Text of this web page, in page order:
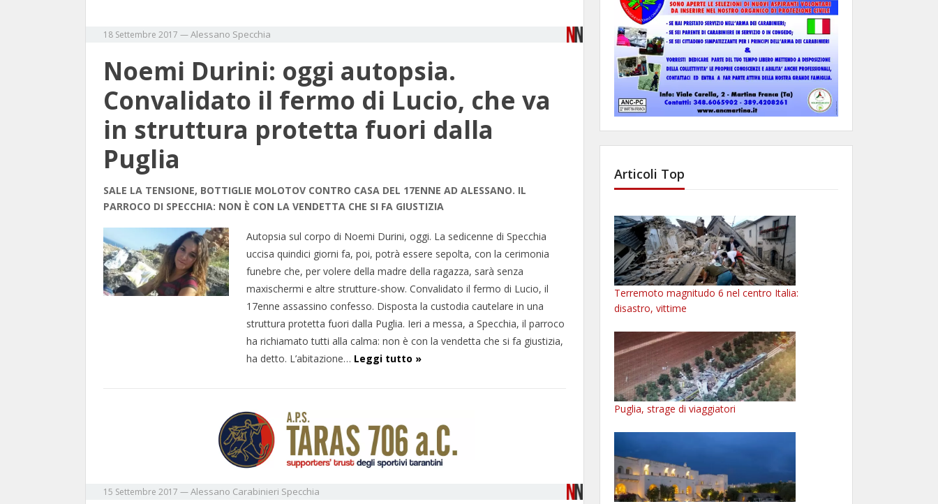
18 Settembre 2017 —Alessano Specchia
Noemi Durini: oggi autopsia.
Convalidato il fermo di Lucio, che va
in struttura protetta fuori dalla
Puglia
SALE LA TENSIONE, BOTTIGLIE MOLOTOV CONTRO CASA DEL 17ENNE AD ALESSANO. IL
PARROCO DI SPECCHIA: NON È CON LA VENDETTA CHE SI FA GIUSTIZIA
Autopsia sul corpo di Noemi Durini, oggi. La sedicenne di Specchia
uccisa quindici giorni fa, poi, potrà essere sepolta, con la cerimonia
funebre che, per volere della madre della ragazza, sarà senza
maxischermi e altre strutture-show. Convalidato il fermo di Lucio, il
17enne assassino confesso. Disposta la custodia cautelare in una
struttura protetta fuori dalla Puglia. Ieri a messa, a Specchia, il parroco
ha richiamato tutti alla calma: non è con la vendetta che si fa giustizia,
ha detto. L’abitazione… Leggi tutto »
15 Settembre 2017 —Alessano Carabinieri Specchia
Articoli Top
Terremoto magnitudo 6 nel centro Italia:
disastro, vittime
Puglia, strage di viaggiatori